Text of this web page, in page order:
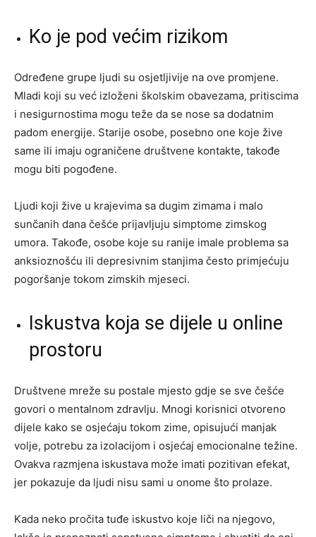
Ko je pod većim rizikom
Određene grupe ljudi su osjetljivije na ove promjene.
Mladi koji su već izloženi školskim obavezama, pritiscima
i nesigurnostima mogu teže da se nose sa dodatnim
padom energije. Starije osobe, posebno one koje žive
same ili imaju ograničene društvene kontakte, takođe
mogu biti pogođene.
Ljudi koji žive u krajevima sa dugim zimama i malo
sunčanih dana češće prijavljuju simptome zimskog
umora. Takođe, osobe koje su ranije imale problema sa
anksioznošću ili depresivnim stanjima često primjećuju
pogoršanje tokom zimskih mjeseci.
Iskustva koja se dijele u online
prostoru
Društvene mreže su postale mjesto gdje se sve češće
govori o mentalnom zdravlju. Mnogi korisnici otvoreno
dijele kako se osjećaju tokom zime, opisujući manjak
volje, potrebu za izolacijom i osjećaj emocionalne težine.
Ovakva razmjena iskustava može imati pozitivan efekat,
jer pokazuje da ljudi nisu sami u onome što prolaze.
Kada neko pročita tuđe iskustvo koje liči na njegovo,